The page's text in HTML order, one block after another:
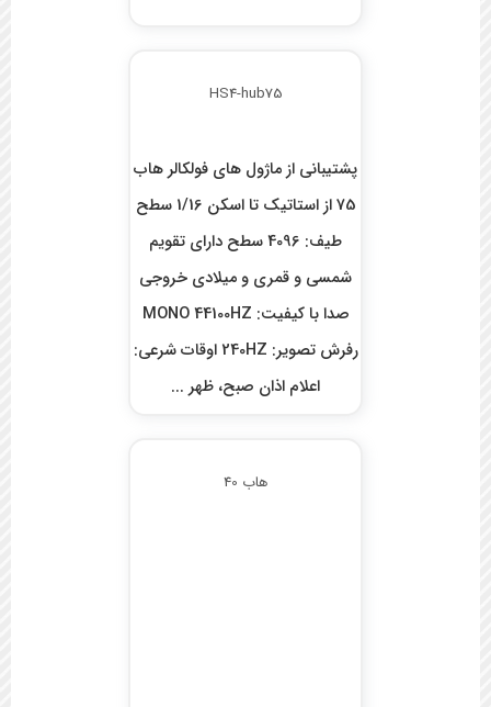
HS4-hub75
پشتیبانی از ماژول های فولکالر هاب
75 از استاتیک تا اسکن 1/16 سطح
طیف: 4096 سطح دارای تقویم
شمسی و قمری و میلادی خروجی
صدا با کیفیت: MONO 44100HZ
رفرش تصویر: 240HZ اوقات شرعی:
اعلام اذان صبح، ظهر ...
هاب 40